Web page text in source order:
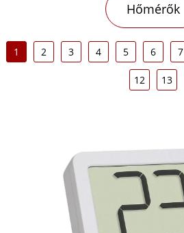
Hőmérők
1 2 3 4 5 6 7
12 13